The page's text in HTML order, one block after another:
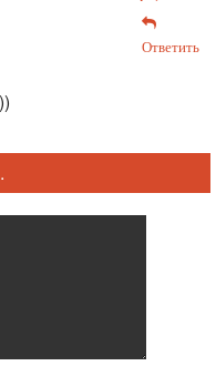
Ответить